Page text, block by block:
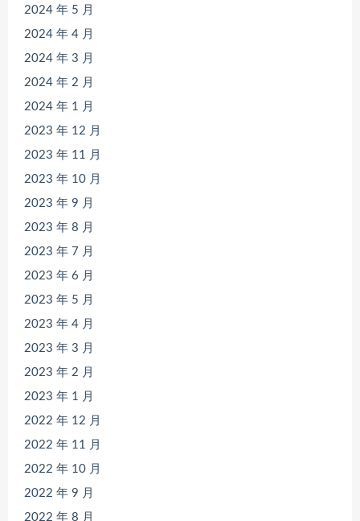
2024 年 5 月
2024 年 4 月
2024 年 3 月
2024 年 2 月
2024 年 1 月
2023 年 12 月
2023 年 11 月
2023 年 10 月
2023 年 9 月
2023 年 8 月
2023 年 7 月
2023 年 6 月
2023 年 5 月
2023 年 4 月
2023 年 3 月
2023 年 2 月
2023 年 1 月
2022 年 12 月
2022 年 11 月
2022 年 10 月
2022 年 9 月
2022 年 8 月